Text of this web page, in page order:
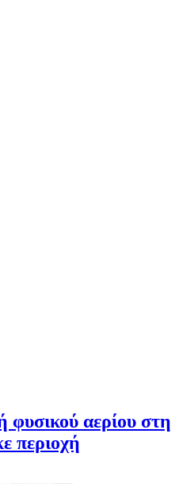
φυσικού αερίου στη
περιοχή